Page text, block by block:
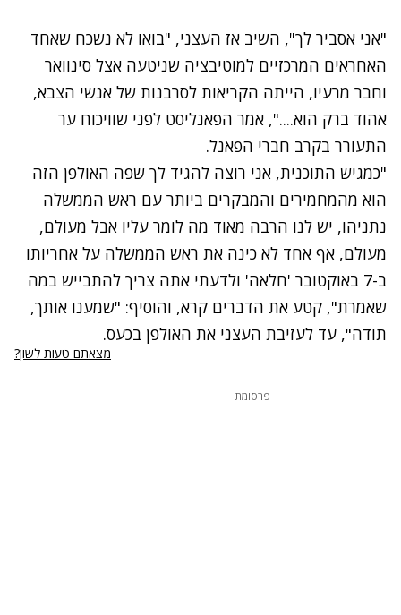
"אני אסביר לך", השיב אז העצני, "בואו לא נשכח שאחד
האחראים המרכזיים למוטיבציה שניטעה אצל סינוואר
וחבר מרעיו, הייתה הקריאות לסרבנות של אנשי הצבא,
אהוד ברק הוא....", אמר הפאנליסט לפני שוויכוח ער
התעורר בקרב חברי הפאנל.
"כמגיש התוכנית, אני רוצה להגיד לך שפה האולפן הזה
הוא מהמחמירים והמבקרים ביותר עם ראש הממשלה
נתניהו, יש לנו הרבה מאוד מה לומר עליו אבל מעולם,
מעולם, אף אחד לא כינה את ראש הממשלה על אחריותו
ב-7 באוקטובר 'חלאה' ולדעתי אתה צריך להתבייש במה
שאמרת", קטע את הדברים קרא, והוסיף: "שמענו אותך,
תודה", עד לעזיבת העצני את האולפן בכעס.
מצאתם טעות לשון?
פרסומת